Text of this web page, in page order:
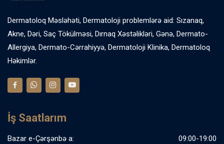
Dermatoloq Məsləhəti, Dermatoloji problemlərə aid: Sızanaq,
Akne, Dəri, Saç Tökülməsi, Dırnaq Xəstəlikləri, Gənə, Dermato-
Allergiya, Dermato-Cərrahiyyə, Dermatoloji Klinika, Dermatoloq
Həkimlər.
İş Saatlarım
Bazar e-Çərşənbə a: 09:00-19:00